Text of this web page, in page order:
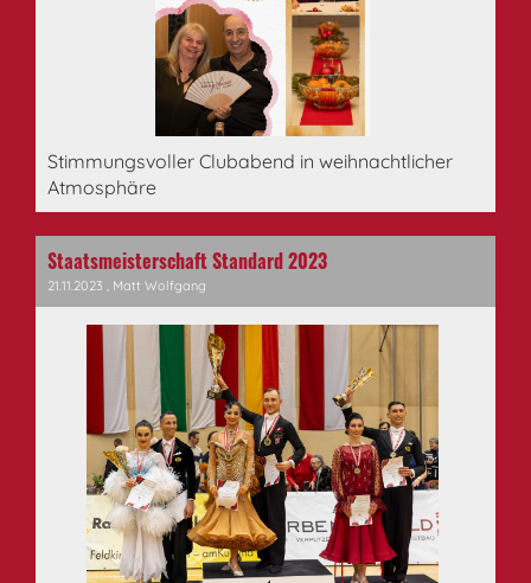
Stimmungsvoller Clubabend in weihnachtlicher
Atmosphäre
Staatsmeisterschaft Standard 2023
21.11.2023 , Matt Wolfgang